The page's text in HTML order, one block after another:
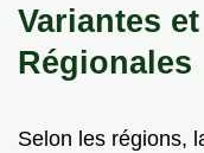
Variantes
Régionales
Selon les régions,